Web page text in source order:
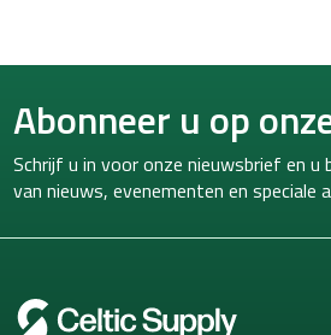
Abonneer u op
Schrijf u in voor onze nieuwsbrief en
van nieuws, evenementen en speciale